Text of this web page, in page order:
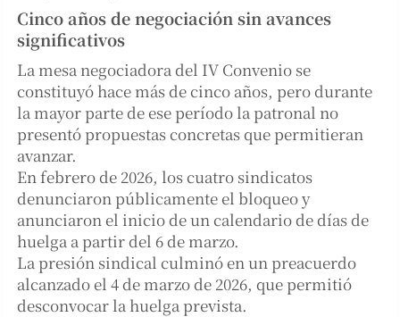
Cinco años de negociación sin avances
significativos
La mesa negociadora del IV Convenio se
constituyó hace más de cinco años, pero durante
la mayor parte de ese período la patronal no
presentó propuestas concretas que permitieran
avanzar.
En febrero de 2026, los cuatro sindicatos
denunciaron públicamente el bloqueo y
anunciaron el inicio de un calendario de días de
huelga a partir del 6 de marzo.
La presión sindical culminó en un preacuerdo
alcanzado el 4 de marzo de 2026, que permitió
desconvocar la huelga prevista.